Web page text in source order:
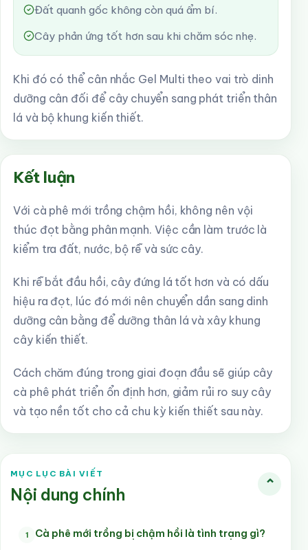
Đất quanh gốc không còn quá ẩm bí.
Cây phản ứng tốt hơn sau khi chăm sóc nhẹ.
Khi đó có thể cân nhắc Gel Multi theo vai trò dinh
dưỡng cân đối để cây chuyển sang phát triển thân
lá và bộ khung kiến thiết.
Kết luận
Với cà phê mới trồng chậm hồi, không nên vội
thúc đọt bằng phân mạnh. Việc cần làm trước là
kiểm tra đất, nước, bộ rễ và sức cây.
Khi rễ bắt đầu hồi, cây đứng lá tốt hơn và có dấu
hiệu ra đọt, lúc đó mới nên chuyển dần sang dinh
dưỡng cân bằng để dưỡng thân lá và xây khung
cây kiến thiết.
Cách chăm đúng trong giai đoạn đầu sẽ giúp cây
cà phê phát triển ổn định hơn, giảm rủi ro suy cây
và tạo nền tốt cho cả chu kỳ kiến thiết sau này.
MỤC LỤC BÀI VIẾT
Nội dung chính
⌄
1 Cà phê mới trồng bị chậm hồi là tình trạng gì?